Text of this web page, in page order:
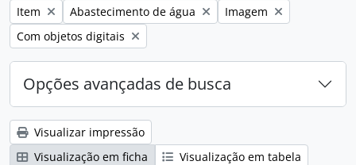
Remover filtro:
Item Remover filtro:
Abastecimento de água Remover filtro:
Imagem
Remover filtro:
Com objetos digitais
Opções avançadas de busca
Visualizar impressão
Visualização em ficha
Visualização em tabela